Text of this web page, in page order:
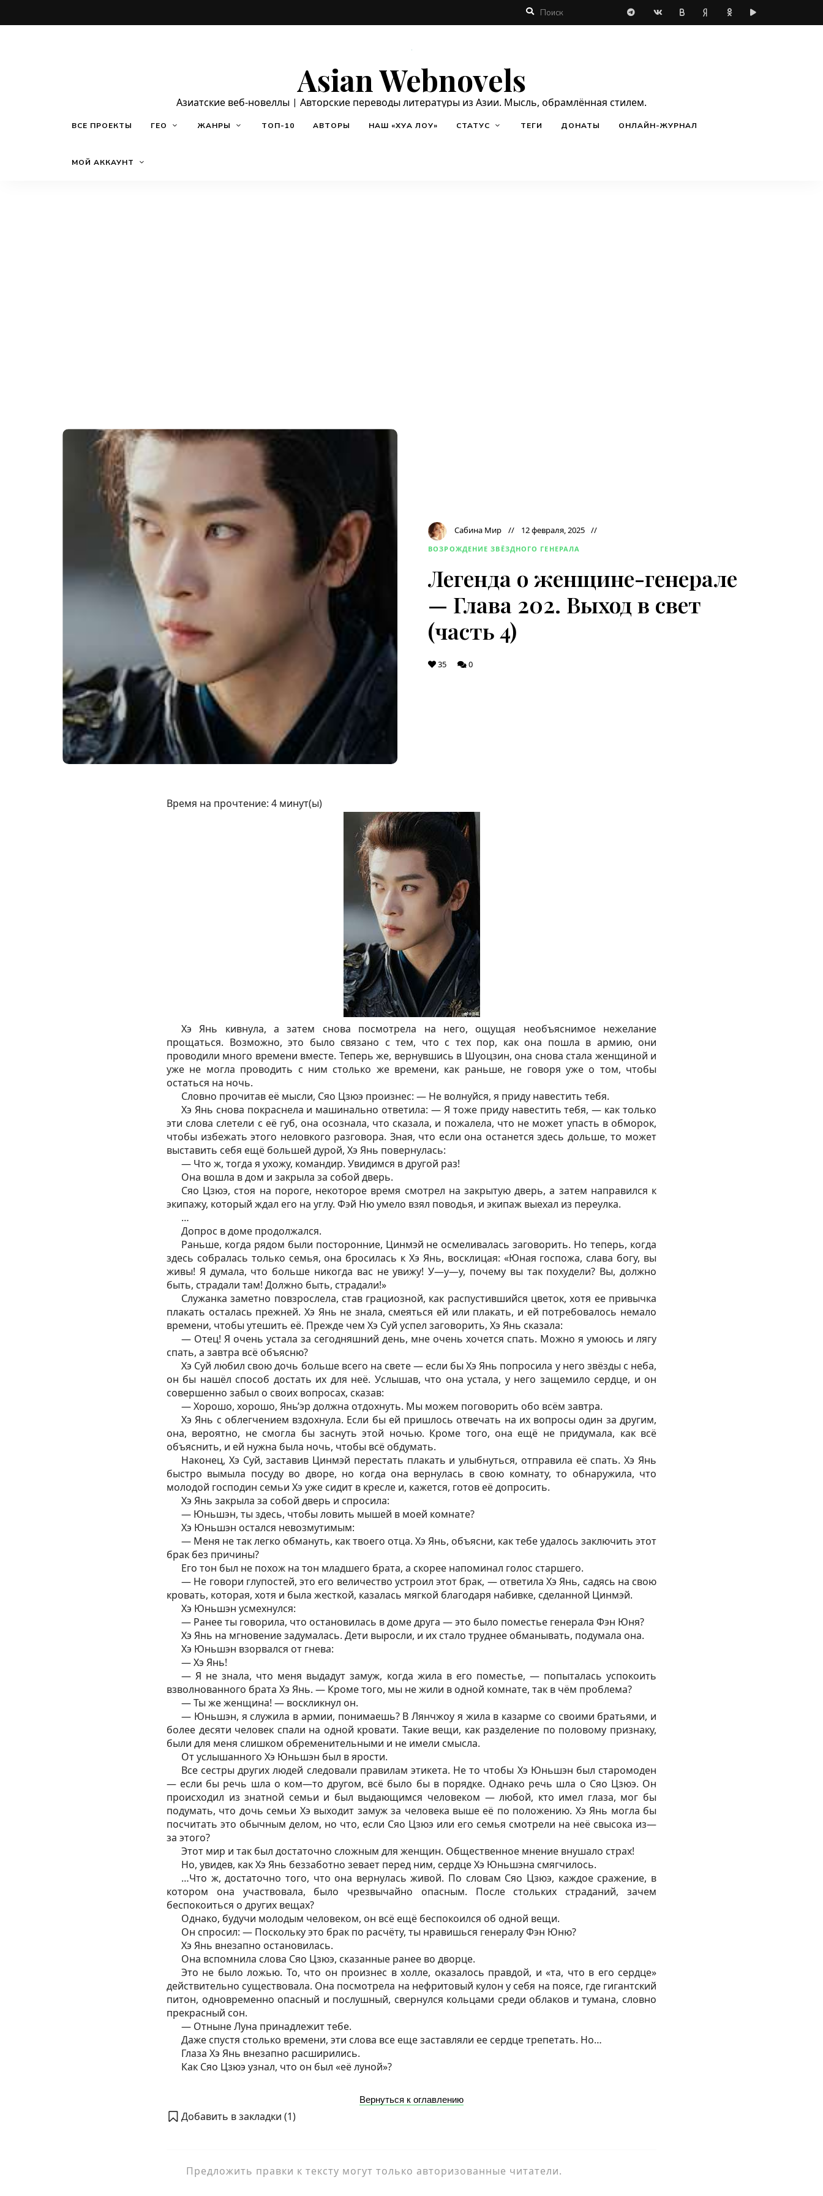
Asian Webnovels
Азиатские веб-новеллы | Авторские переводы литературы из Азии. Мысль, обрамлённая стилем.
ВСЕ ПРОЕКТЫ ГЕО ЖАНРЫ ТОП-10 АВТОРЫ НАШ «ХУА ЛОУ» СТАТУС ТЕГИ ДОНАТЫ ОНЛАЙН-ЖУРНАЛ
МОЙ АККАУНТ
Сабина Мир 12 февраля, 2025
ВОЗРОЖДЕНИЕ ЗВЁЗДНОГО ГЕНЕРАЛА
Легенда о женщине-генерале
— Глава 202. Выход в свет
(часть 4)
35 0
Время на прочтение: 4 минут(ы)
Хэ Янь кивнула, а затем снова посмотрела на него, ощущая необъяснимое нежелание
прощаться. Возможно, это было связано с тем, что с тех пор, как она пошла в армию, они
проводили много времени вместе. Теперь же, вернувшись в Шуоцзин, она снова стала женщиной и
уже не могла проводить с ним столько же времени, как раньше, не говоря уже о том, чтобы
остаться на ночь.
Словно прочитав её мысли, Сяо Цзюэ произнес: — Не волнуйся, я приду навестить тебя.
Хэ Янь снова покраснела и машинально ответила: — Я тоже приду навестить тебя, — как только
эти слова слетели с её губ, она осознала, что сказала, и пожалела, что не может упасть в обморок,
чтобы избежать этого неловкого разговора. Зная, что если она останется здесь дольше, то может
выставить себя ещё большей дурой, Хэ Янь повернулась:
— Что ж, тогда я ухожу, командир. Увидимся в другой раз!
Она вошла в дом и закрыла за собой дверь.
Сяо Цзюэ, стоя на пороге, некоторое время смотрел на закрытую дверь, а затем направился к
экипажу, который ждал его на углу. Фэй Ню умело взял поводья, и экипаж выехал из переулка.
…
Допрос в доме продолжался.
Раньше, когда рядом были посторонние, Цинмэй не осмеливалась заговорить. Но теперь, когда
здесь собралась только семья, она бросилась к Хэ Янь, восклицая: «Юная госпожа, слава богу, вы
живы! Я думала, что больше никогда вас не увижу! У—у—у, почему вы так похудели? Вы, должно
быть, страдали там! Должно быть, страдали!»
Служанка заметно повзрослела, став грациозной, как распустившийся цветок, хотя ее привычка
плакать осталась прежней. Хэ Янь не знала, смеяться ей или плакать, и ей потребовалось немало
времени, чтобы утешить её. Прежде чем Хэ Суй успел заговорить, Хэ Янь сказала:
— Отец! Я очень устала за сегодняшний день, мне очень хочется спать. Можно я умоюсь и лягу
спать, а завтра всё объясню?
Хэ Суй любил свою дочь больше всего на свете — если бы Хэ Янь попросила у него звёзды с неба,
он бы нашёл способ достать их для неё. Услышав, что она устала, у него защемило сердце, и он
совершенно забыл о своих вопросах, сказав:
— Хорошо, хорошо, Янь’эр должна отдохнуть. Мы можем поговорить обо всём завтра.
Хэ Янь с облегчением вздохнула. Если бы ей пришлось отвечать на их вопросы один за другим,
она, вероятно, не смогла бы заснуть этой ночью. Кроме того, она ещё не придумала, как всё
объяснить, и ей нужна была ночь, чтобы всё обдумать.
Наконец, Хэ Суй, заставив Цинмэй перестать плакать и улыбнуться, отправила её спать. Хэ Янь
быстро вымыла посуду во дворе, но когда она вернулась в свою комнату, то обнаружила, что
молодой господин семьи Хэ уже сидит в кресле и, кажется, готов её допросить.
Хэ Янь закрыла за собой дверь и спросила:
— Юньшэн, ты здесь, чтобы ловить мышей в моей комнате?
Хэ Юньшэн остался невозмутимым:
— Меня не так легко обмануть, как твоего отца. Хэ Янь, объясни, как тебе удалось заключить этот
брак без причины?
Его тон был не похож на тон младшего брата, а скорее напоминал голос старшего.
— Не говори глупостей, это его величество устроил этот брак, — ответила Хэ Янь, садясь на свою
кровать, которая, хотя и была жесткой, казалась мягкой благодаря набивке, сделанной Цинмэй.
Хэ Юньшэн усмехнулся:
— Ранее ты говорила, что остановилась в доме друга — это было поместье генерала Фэн Юня?
Хэ Янь на мгновение задумалась. Дети выросли, и их стало труднее обманывать, подумала она.
Хэ Юньшэн взорвался от гнева:
— Хэ Янь!
— Я не знала, что меня выдадут замуж, когда жила в его поместье, — попыталась успокоить
взволнованного брата Хэ Янь. — Кроме того, мы не жили в одной комнате, так в чём проблема?
— Ты же женщина! — воскликнул он.
— Юньшэн, я служила в армии, понимаешь? В Лянчжоу я жила в казарме со своими братьями, и
более десяти человек спали на одной кровати. Такие вещи, как разделение по половому признаку,
были для меня слишком обременительными и не имели смысла.
От услышанного Хэ Юньшэн был в ярости.
Все сестры других людей следовали правилам этикета. Не то чтобы Хэ Юньшэн был старомоден
— если бы речь шла о ком—то другом, всё было бы в порядке. Однако речь шла о Сяо Цзюэ. Он
происходил из знатной семьи и был выдающимся человеком — любой, кто имел глаза, мог бы
подумать, что дочь семьи Хэ выходит замуж за человека выше её по положению. Хэ Янь могла бы
посчитать это обычным делом, но что, если Сяо Цзюэ или его семья смотрели на неё свысока из—
за этого?
Этот мир и так был достаточно сложным для женщин. Общественное мнение внушало страх!
Но, увидев, как Хэ Янь беззаботно зевает перед ним, сердце Хэ Юньшэна смягчилось.
…Что ж, достаточно того, что она вернулась живой. По словам Сяо Цзюэ, каждое сражение, в
котором она участвовала, было чрезвычайно опасным. После стольких страданий, зачем
беспокоиться о других вещах?
Однако, будучи молодым человеком, он всё ещё беспокоился об одной вещи.
Он спросил: — Поскольку это брак по расчёту, ты нравишься генералу Фэн Юню?
Хэ Янь внезапно остановилась.
Она вспомнила слова Сяо Цзюэ, сказанные ранее во дворце.
Это не было ложью. То, что он произнес в холле, оказалось правдой, и «та, что в его сердце»
действительно существовала. Она посмотрела на нефритовый кулон у себя на поясе, где гигантский
питон, одновременно опасный и послушный, свернулся кольцами среди облаков и тумана, словно
прекрасный сон.
— Отныне Луна принадлежит тебе.
Даже спустя столько времени, эти слова все еще заставляли ее сердце трепетать. Но…
Глаза Хэ Янь внезапно расширились.
Как Сяо Цзюэ узнал, что он был «её луной»?
Вернуться к оглавлению
Добавить в закладки (1)
Предложить правки к тексту могут только авторизованные читатели.